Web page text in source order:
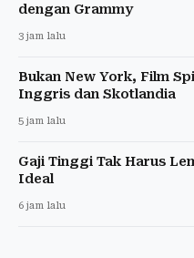
dengan Grammy
3 jam lalu
Bukan New York, Film
Inggris dan Skotlandia
5 jam lalu
Gaji Tinggi Tak Harus
Ideal
6 jam lalu